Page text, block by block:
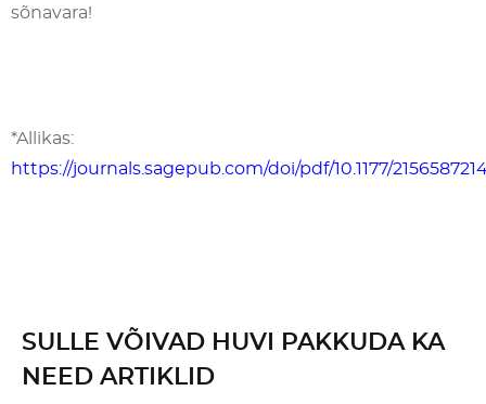
sõnavara!
*Allikas:
https://journals.sagepub.com/doi/pdf/10.1177/
SULLE VÕIVAD HUVI PAKKUDA KA
NEED ARTIKLID